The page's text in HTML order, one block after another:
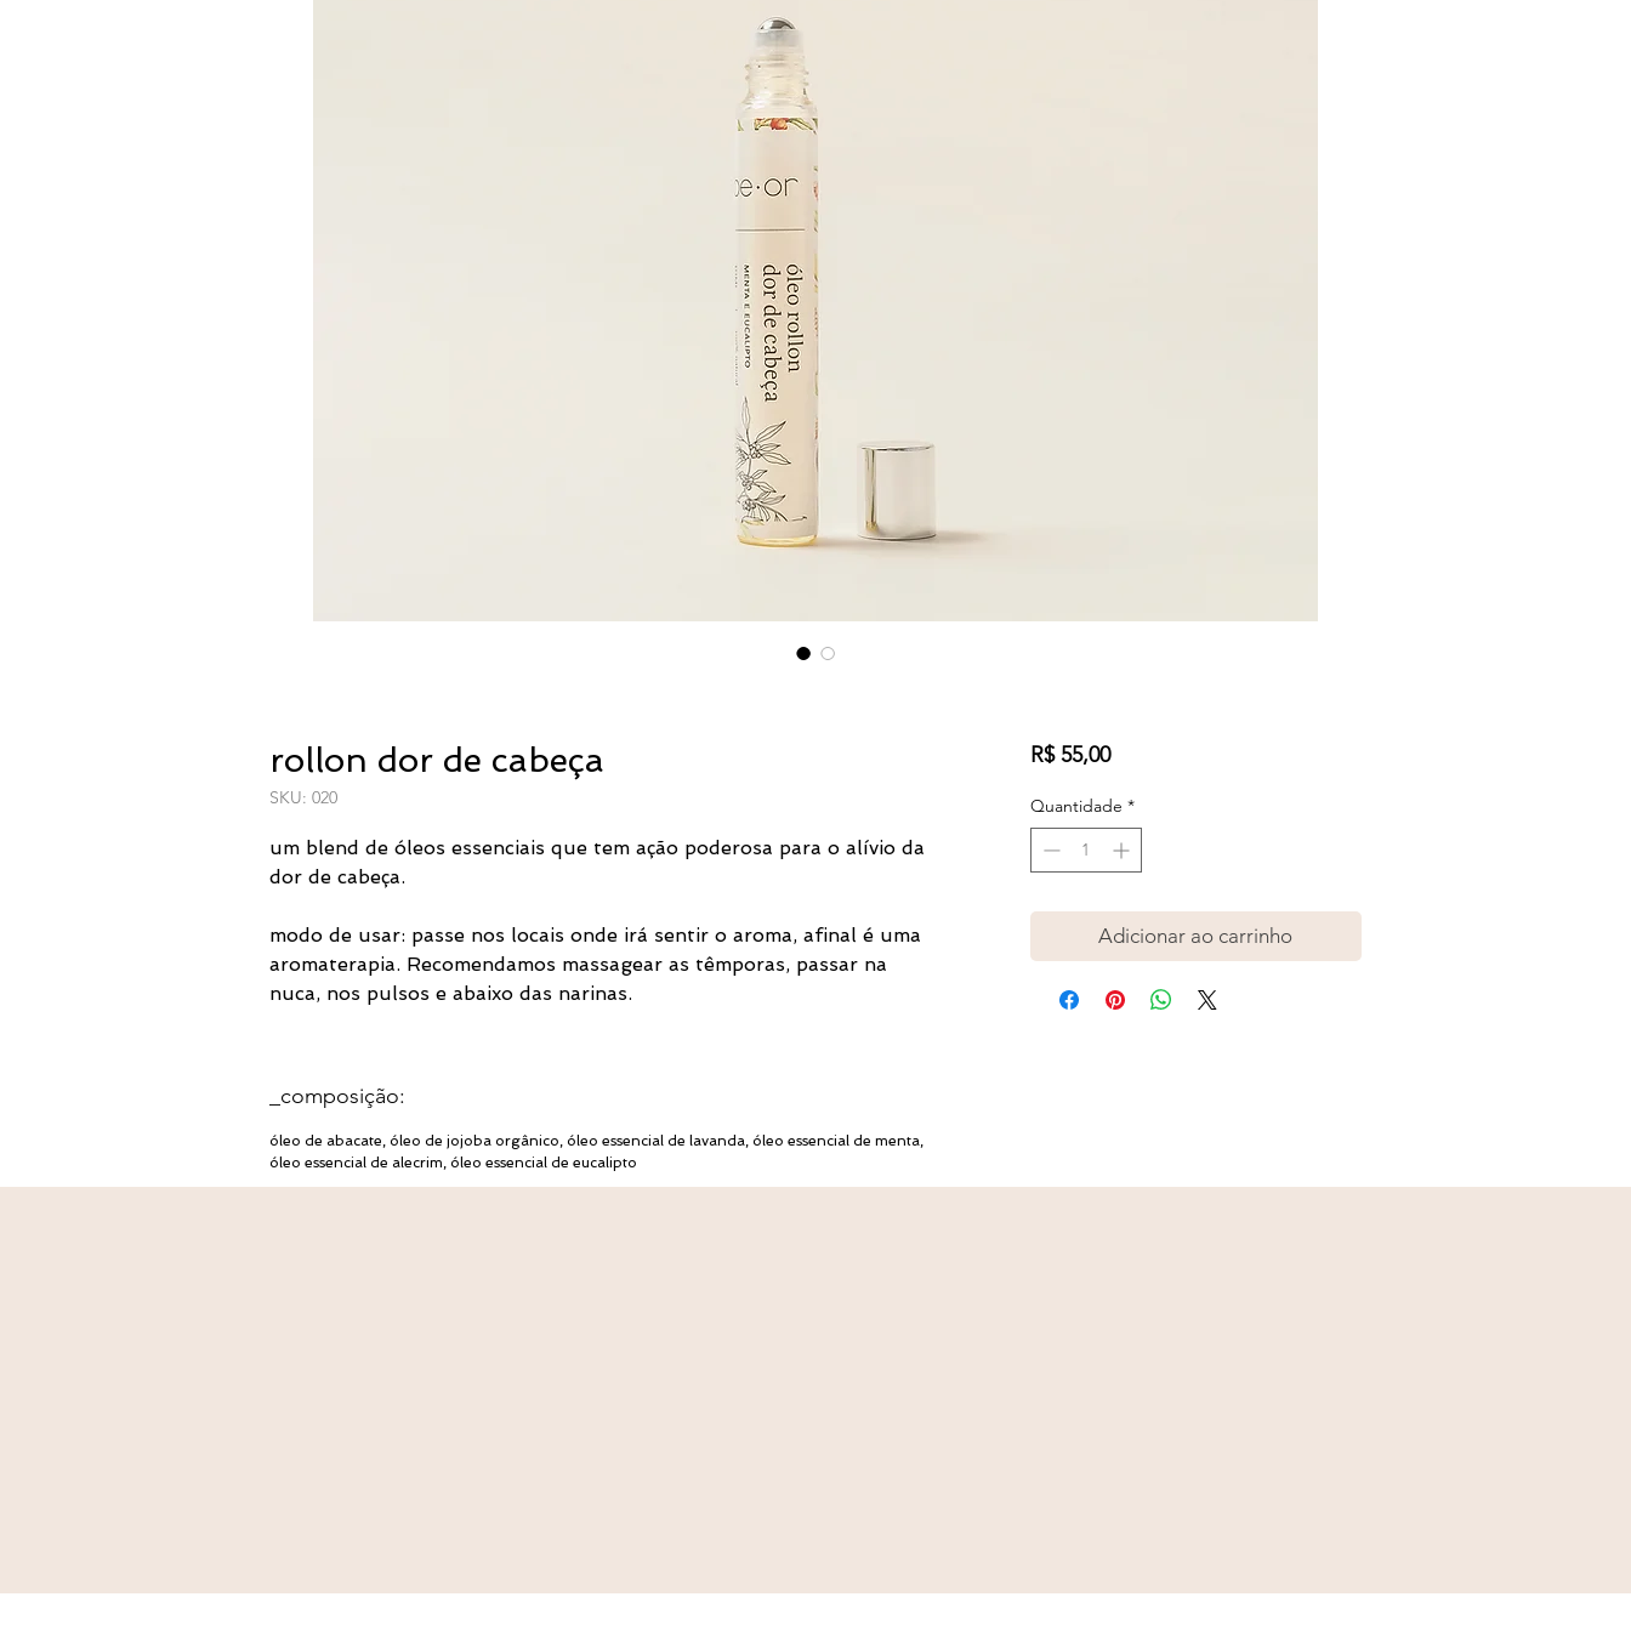
rollon dor de cabeça
SKU: 020
um blend de óleos essenciais que tem ação poderosa para o alívio da
dor de cabeça.
modo de usar: passe nos locais onde irá sentir o aroma, afinal é uma
aromaterapia. Recomendamos massagear as têmporas, passar na
nuca, nos pulsos e abaixo das narinas.
_composição:
óleo de abacate, óleo de jojoba orgânico, óleo essencial de lavanda, óleo essencial de menta,
óleo essencial de alecrim, óleo essencial de eucalipto
R$ 55,00Preço
Quantidade *
Adicionar ao carrinho